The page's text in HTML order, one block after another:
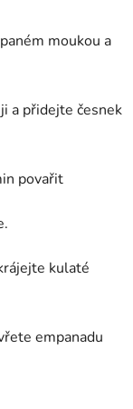
moukou a
a přidejte česnek
povařit
kulaté
empanadu